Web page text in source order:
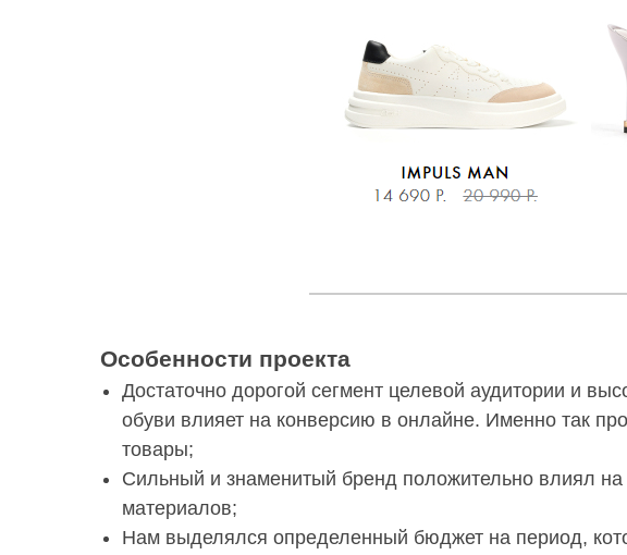
Особенности проекта
Достаточно дорогой сегмент целевой аудитории и
обуви влияет на конверсию в онлайне. Именно так
товары;
Сильный и знаменитый бренд положительно влиял
материалов;
Нам выделялся определенный бюджет на период,